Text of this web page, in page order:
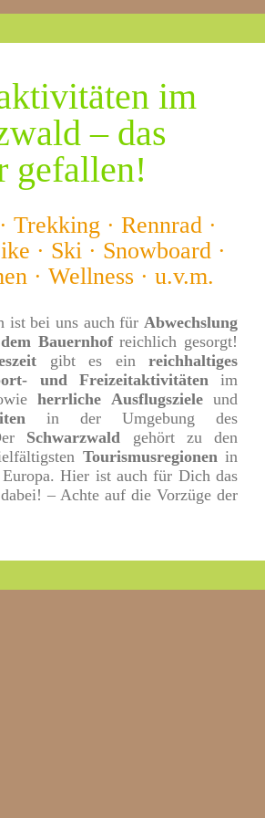
im
– das
gefallen!
Trekking · Rennrad ·
· Ski · Snowboard ·
· Wellness · u.v.m.
ist bei uns auch für Abwechslung
Bauernhofreichlich gesorgt!
gibt es ein reichhaltiges
und Freizeitaktivitäten im
herrliche Ausflugszieleund
in der Umgebung des
Schwarzwald gehört zu den
Tourismusregionen in
Hier ist auch für Dich das
– Achte auf die Vorzüge der